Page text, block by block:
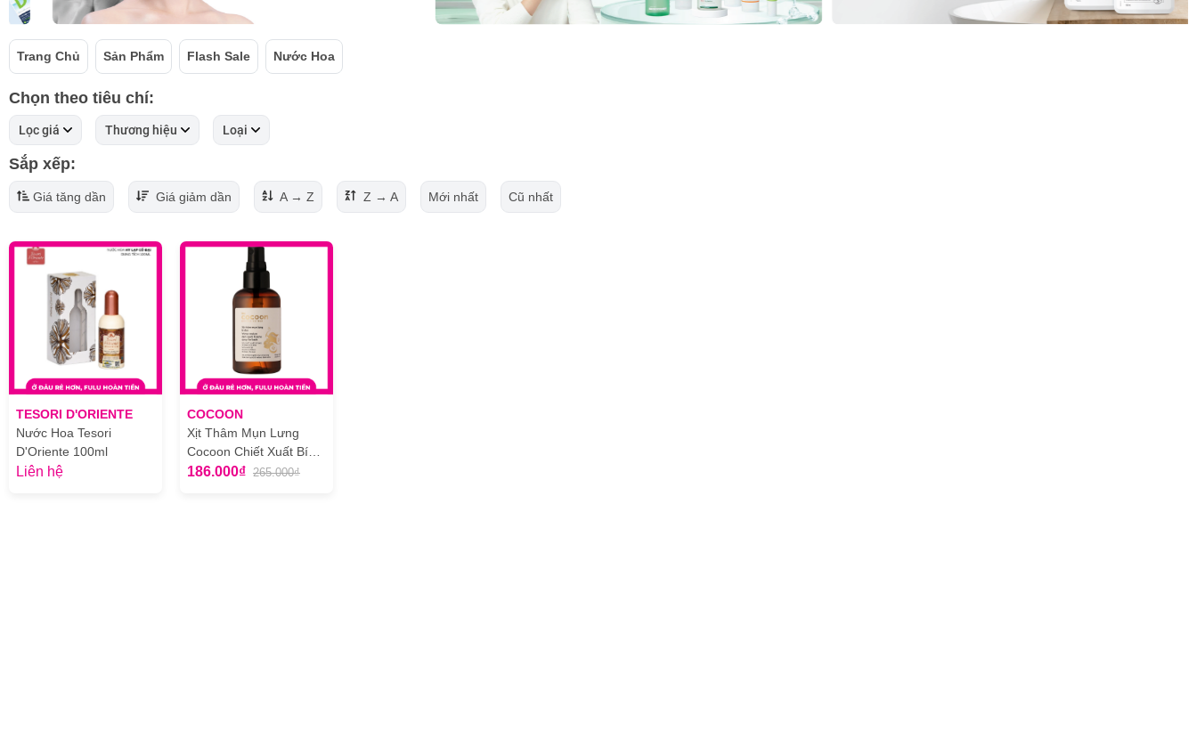
Trang Chủ Sản Phẩm Flash Sale Nước Hoa
Chọn theo tiêu chí:
Lọc giá Thương hiệu Loại
Sắp xếp:
Giá tăng dần Giá giảm dần A → Z Z → A Mới nhất Cũ nhất
TESORI D'ORIENTE
Nước Hoa Tesori
D'Oriente 100ml
Liên hệ
COCOON
Xịt Thâm Mụn Lưng
Cocoon Chiết Xuất Bí
Đao 140ml
186.000₫ 265.000₫